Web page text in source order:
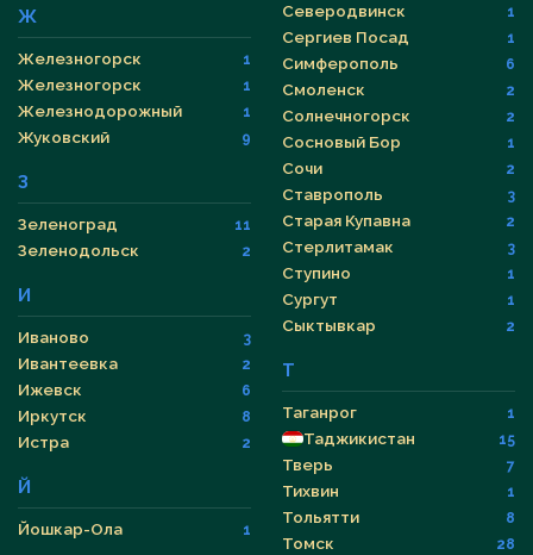
Ж
Железногорск 1
Железногорск 1
Железнодорожный 1
Жуковский 9
З
Зеленоград 11
Зеленодольск 2
И
Иваново 3
Ивантеевка 2
Ижевск 6
Иркутск 8
Истра 2
Й
Йошкар-Ола 1
Северодвинск 1
Сергиев Посад 1
Симферополь 6
Смоленск 2
Солнечногорск 2
Сосновый Бор 1
Сочи 2
Ставрополь 3
Старая Купавна 2
Стерлитамак 3
Ступино 1
Сургут 1
Сыктывкар 2
Т
Таганрог 1
Таджикистан 15
Тверь 7
Тихвин 1
Тольятти 8
Томск 28